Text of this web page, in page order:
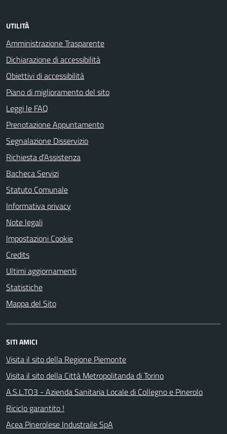
UTILITÀ
Amministrazione Trasparente
Dichiarazione di accessibilità
Obiettivi di accessibilità
Piano di miglioramento del sito
Leggi le FAQ
Prenotazione Appuntamento
Segnalazione Disservizio
Richiesta d'Assistenza
Bacheca Servizi
Statuto Comunale
Informativa privacy
Note legali
Impostazioni Cookie
Credits
Ultimi aggiornamenti
Statistiche
Mappa del Sito
SITI AMICI
Visita il sito della Regione Piemonte
Visita il sito della Città Metropolitanda di Torino
A.S.L.TO3 - Azienda Sanitaria Locale di Collegno e Pinerolo
Riciclo garantito !
Acea Pinerolese Industraile SpA